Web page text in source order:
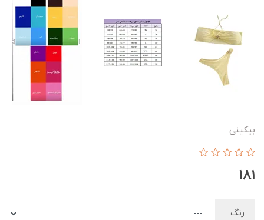
بیکینی
181
رنگ